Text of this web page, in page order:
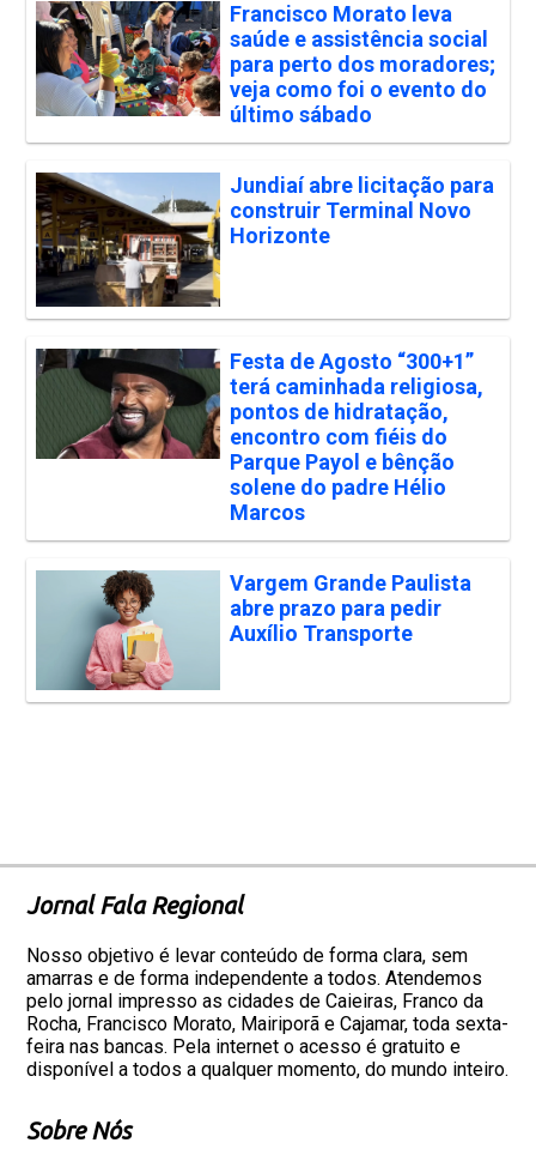
Francisco Morato leva
saúde e assistência social
para perto dos moradores;
veja como foi o evento do
último sábado
Jundiaí abre licitação para
construir Terminal Novo
Horizonte
Festa de Agosto “300+1”
terá caminhada religiosa,
pontos de hidratação,
encontro com fiéis do
Parque Payol e bênção
solene do padre Hélio
Marcos
Vargem Grande Paulista
abre prazo para pedir
Auxílio Transporte
Jornal Fala Regional
Nosso objetivo é levar conteúdo de forma clara, sem
amarras e de forma independente a todos. Atendemos
pelo jornal impresso as cidades de Caieiras, Franco da
Rocha, Francisco Morato, Mairiporã e Cajamar, toda sexta-
feira nas bancas. Pela internet o acesso é gratuito e
disponível a todos a qualquer momento, do mundo inteiro.
Sobre Nós